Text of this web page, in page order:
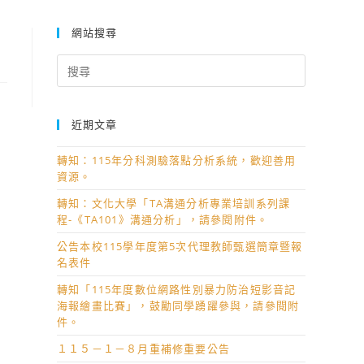
網站搜尋
for:
近期文章
轉知：115年分科測驗落點分析系統，歡迎善用
資源。
轉知：文化大學「TA溝通分析專業培訓系列課
程-《TA101》溝通分析」，請參閱附件。
公告本校115學年度第5次代理教師甄選簡章暨報
名表件
轉知「115年度數位網路性別暴力防治短影音記
海報繪畫比賽」，鼓勵同學踴躍參與，請參閱附
件。
１１５－１－８月重補修重要公告